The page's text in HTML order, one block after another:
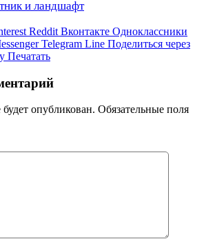
и ландшафт
Reddit Вконтакте Одноклассники
Telegram Line Поделиться через
Печатать
опубликован. Обязательные поля